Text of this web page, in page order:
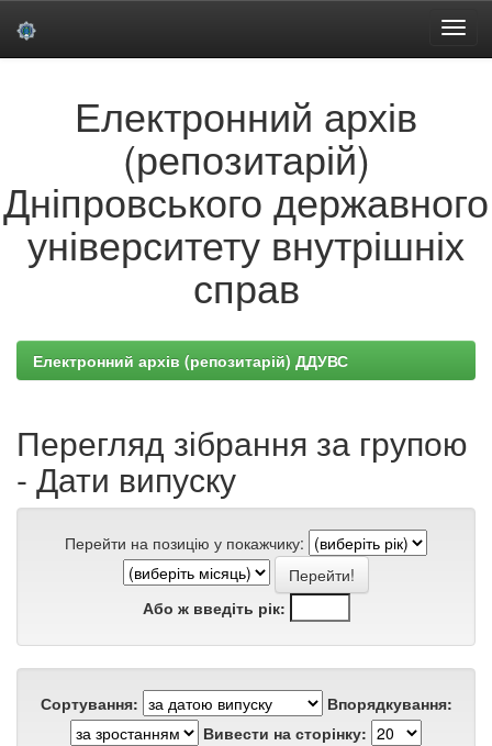
Електронний архів
(репозитарій)
Дніпровського державного
університету внутрішніх
справ
Електронний архів (репозитарій) ДДУВС
Перегляд зібрання за групою
- Дати випуску
Перейти на позицію у покажчику:
Або ж введіть рік:
Сортування:
Впорядкування:
Вивести на сторінку: